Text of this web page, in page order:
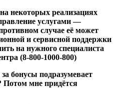
некоторых реализациях
услугами —
случае её может
и сервисной поддержки
на нужного специалиста
(8-800-1000-800)
бонусы подразумевает
Потом мне придётся